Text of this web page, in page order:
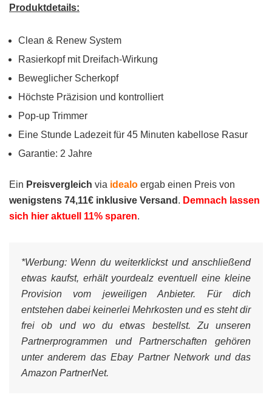
Produktdetails:
Clean & Renew System
Rasierkopf mit Dreifach-Wirkung
Beweglicher Scherkopf
Höchste Präzision und kontrolliert
Pop-up Trimmer
Eine Stunde Ladezeit für 45 Minuten kabellose Rasur
Garantie: 2 Jahre
Ein Preisvergleich via idealo ergab einen Preis von
wenigstens 74,11€ inklusive Versand . Demnach lassen
sich hier aktuell 11% sparen.
*Werbung: Wenn du weiterklickst und anschließend
etwas kaufst, erhält yourdealz eventuell eine kleine
Provision vom jeweiligen Anbieter. Für dich
entstehen dabei keinerlei Mehrkosten und es steht dir
frei ob und wo du etwas bestellst. Zu unseren
Partnerprogrammen und Partnerschaften gehören
unter anderem das Ebay Partner Network und das
Amazon PartnerNet.